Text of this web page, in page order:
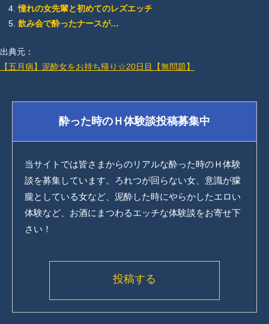
憧れの女先輩と初めてのレズエッチ
飲み会で酔ったナースが…
出典元：
【五月病】泥酔女をお持ち帰り☆20日目【無問題】
酔った時のＨ体験談投稿募集中
当サイトでは皆さまからのリアルな酔った時のＨ体験
談を募集しています。ろれつが回らない女、意識が朦
朧としている女など、泥酔した時にやらかしたエロい
体験など、お酒にまつわるエッチな体験談をお寄せ下
さい！
投稿する